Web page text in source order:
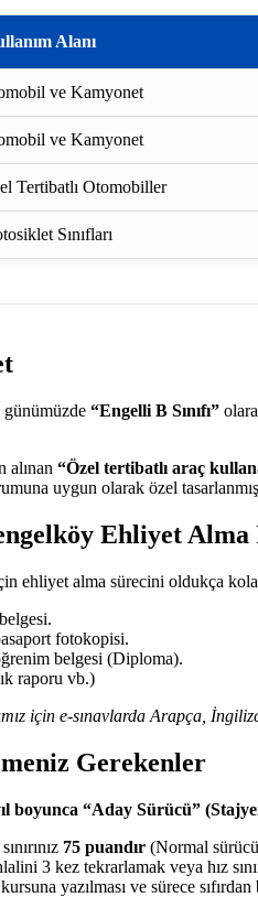
Alanı
ve Kamyonet
ve Kamyonet
Tertibatlı Otomobiller
Sınıfları
günümüzde “Engelli B Sınıfı”
alınan “Özel tertibatlı araç
uygun olarak özel
Ehliyet
ehliyet alma sürecini oldukça
fotokopisi.
belgesi (Diploma).
raporu vb.)
için e-sınavlarda Arapça,
Gerekenler
boyunca “Aday Sürücü”
75 puandır (Normal
3 kez tekrarlamak veya hız
yazılması ve sürece